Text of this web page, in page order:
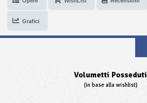
Grafici
Volumetti Posseduti
(in base alla wishlist)